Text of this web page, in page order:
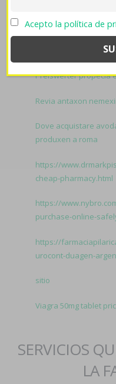
precio sertralina 50mg
Preiswerter propecia
Revia antaxon
Dove acquistare
produxen a roma
https://
cheap-pharmacy.html
https://
purchase-online-
https://
urocont-duagen-
sitio
Viagra 50mg tablet
SERVICIOS
LA
Acepto la política de